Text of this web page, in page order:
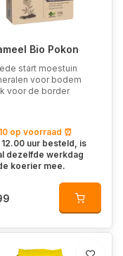
Lavameel Bio Pokon
start moestuin
voor bodem
voor de border
op voorraad ⏰
uur besteld, is
dezelfde werkdag
koerier mee.